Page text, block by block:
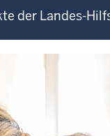
der Landes-